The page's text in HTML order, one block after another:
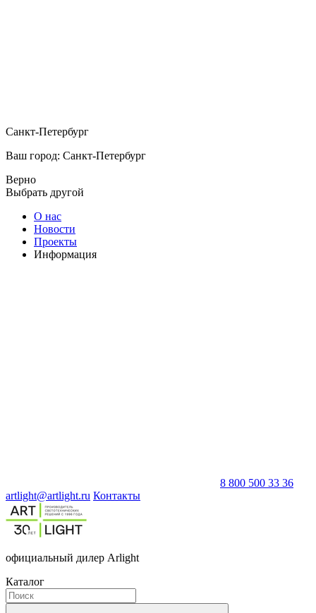
Санкт-Петербург
Ваш город: Санкт-Петербург
Верно
Выбрать другой
О нас
Новости
Проекты
Информация
8 800 500 33 36
artlight@artlight.ru Контакты
официальный дилер Arlight
Каталог